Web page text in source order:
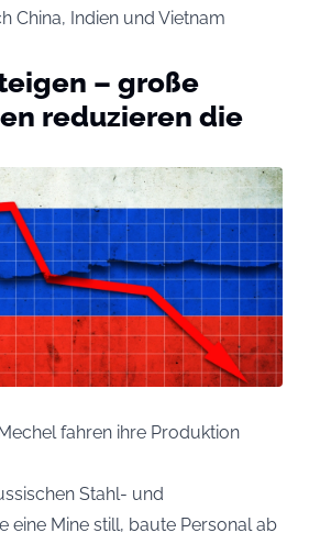
China, Indien und Vietnam
– große
reduzieren die
fahren ihre Produktion
Stahl- und
eine Mine still, baute Personal ab